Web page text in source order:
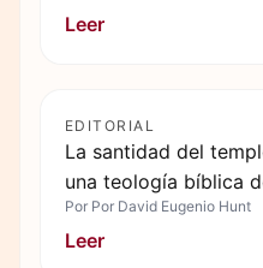
Leer
EDITORIAL
La santidad del
una teología bíblica
Por Por David Eugenio Hunt
Leer